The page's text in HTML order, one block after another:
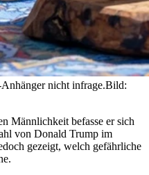
nicht infrage.Bild:
Männlichkeit befasse er sich
von Donald Trump im
gezeigt, welch gefährliche